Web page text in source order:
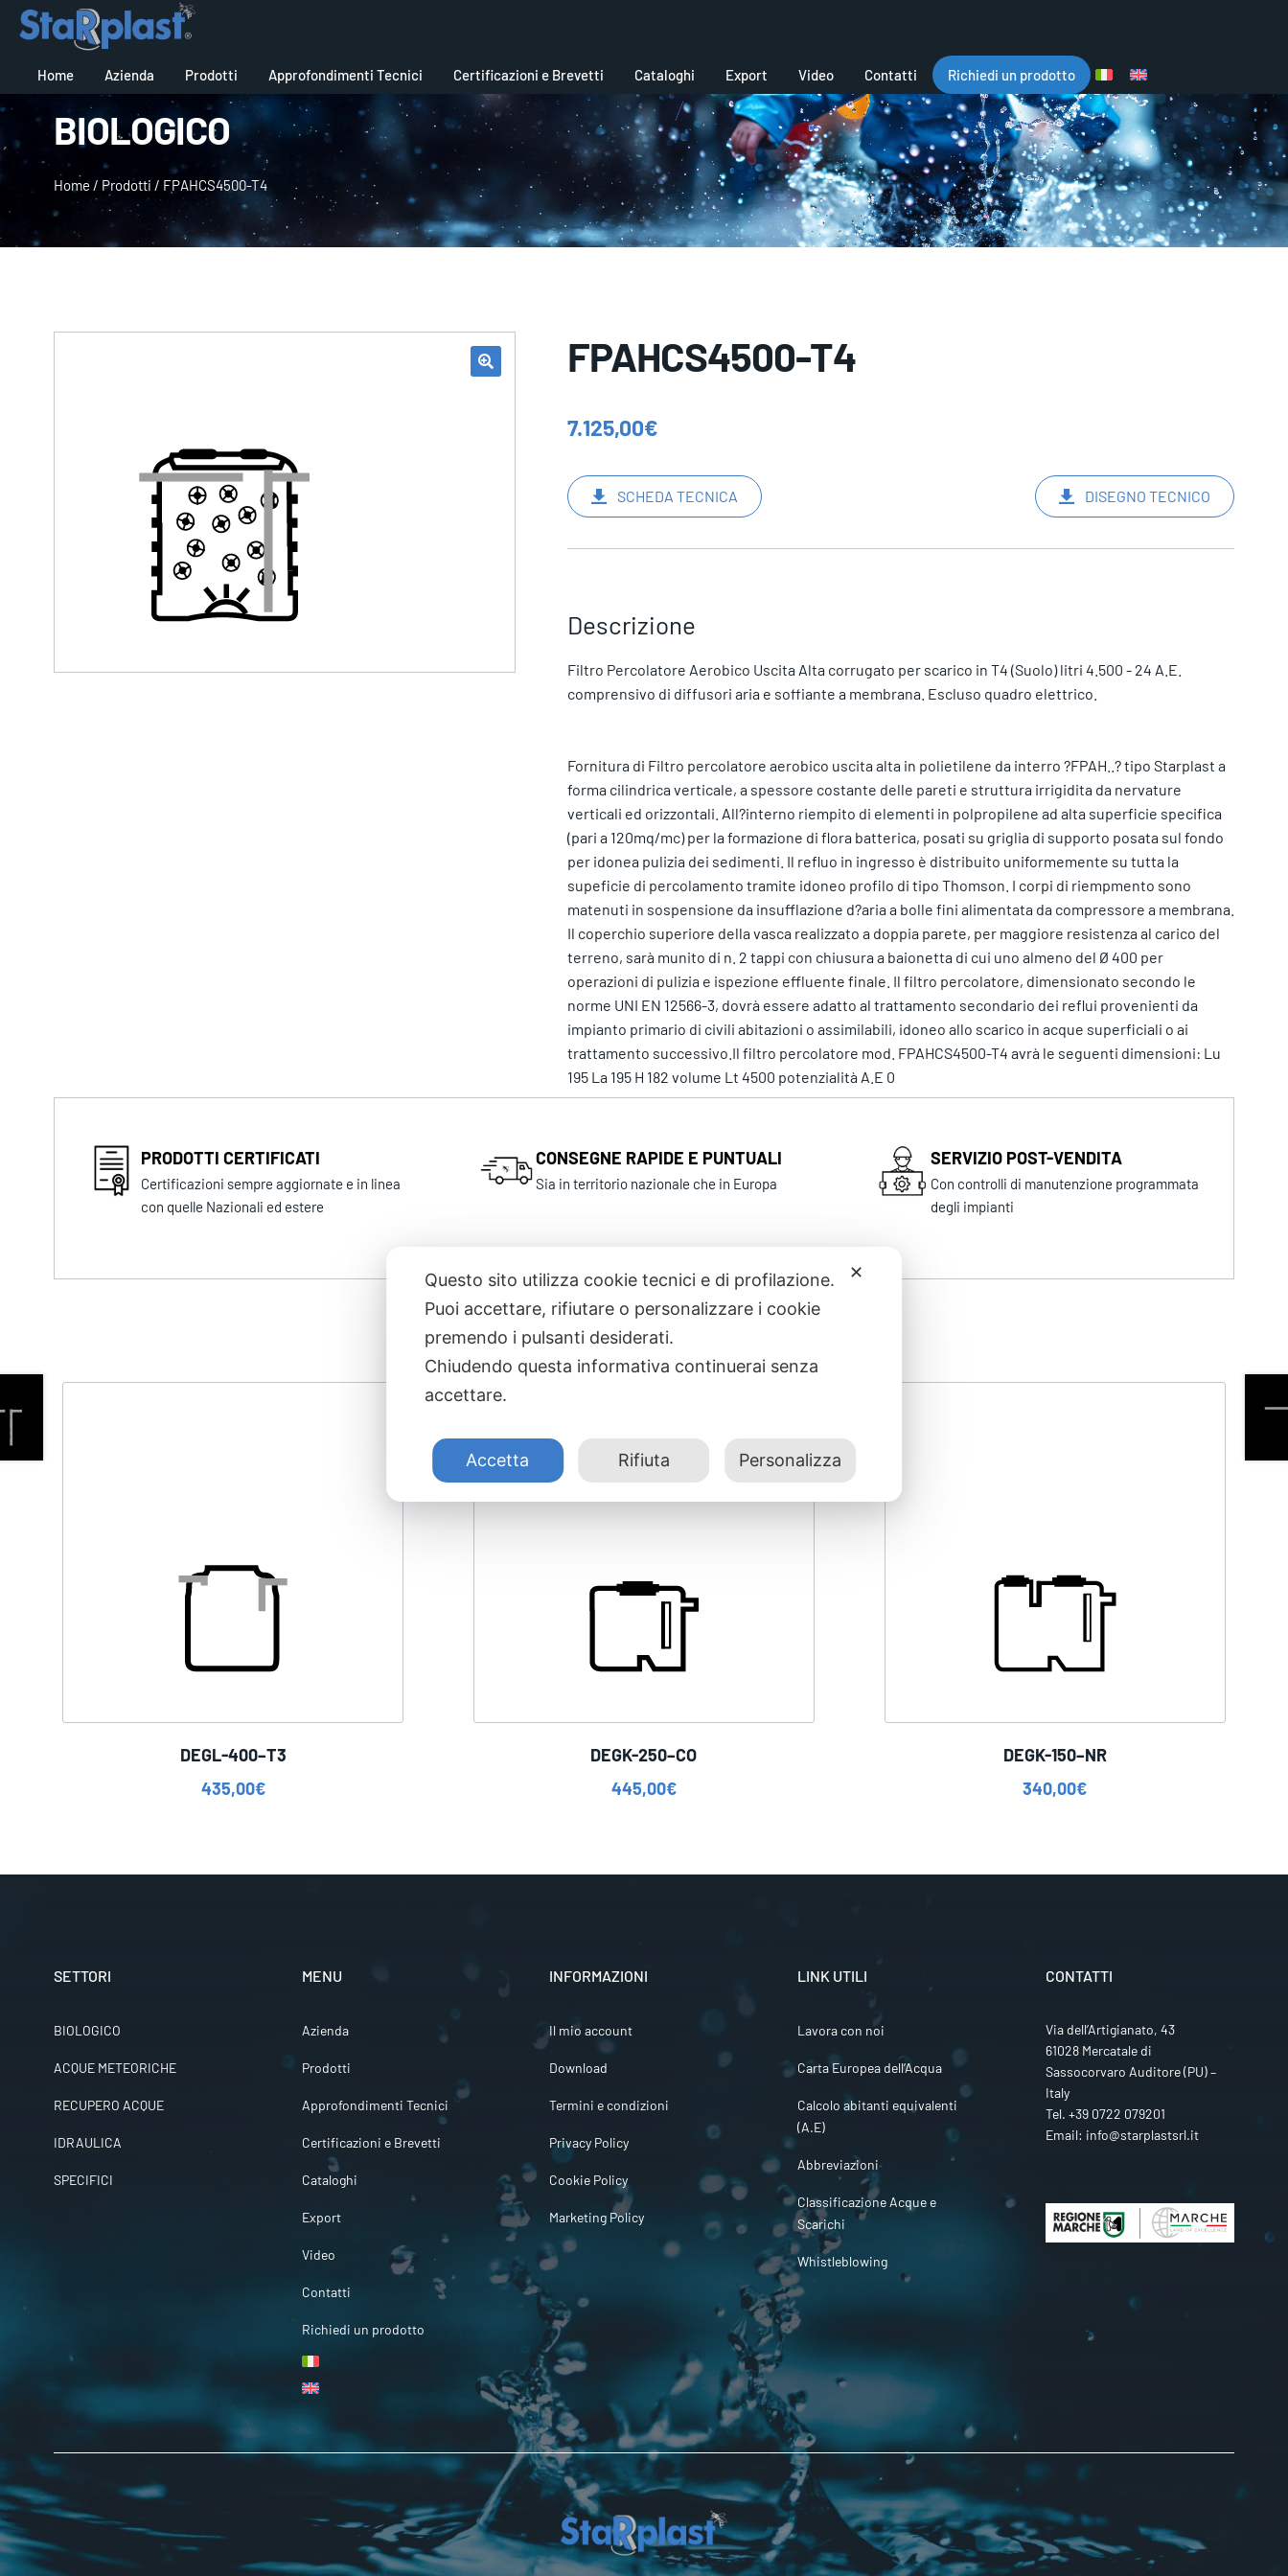
Home Azienda Prodotti Approfondimenti Tecnici Certificazioni e Brevetti Cataloghi Export Video Contatti Richiedi un prodotto
BIOLOGICO
Home / Prodotti / FPAHCS4500-T4
FPAHCS4500-T4
7.125,00€
SCHEDA TECNICA DISEGNO TECNICO
Descrizione
Filtro Percolatore Aerobico Uscita Alta corrugato per scarico in T4 (Suolo) litri 4.500 - 24 A.E.
comprensivo di diffusori aria e soffiante a membrana. Escluso quadro elettrico.
Fornitura di Filtro percolatore aerobico uscita alta in polietilene da interro ?FPAH..? tipo Starplast a
forma cilindrica verticale, a spessore costante delle pareti e struttura irrigidita da nervature
verticali ed orizzontali. All?interno riempito di elementi in polpropilene ad alta superficie specifica
(pari a 120mq/mc) per la formazione di flora batterica, posati su griglia di supporto posata sul fondo
per idonea pulizia dei sedimenti. Il refluo in ingresso è distribuito uniformemente su tutta la
supeficie di percolamento tramite idoneo profilo di tipo Thomson. I corpi di riempmento sono
matenuti in sospensione da insufflazione d?aria a bolle fini alimentata da compressore a membrana.
Il coperchio superiore della vasca realizzato a doppia parete, per maggiore resistenza al carico del
terreno, sarà munito di n. 2 tappi con chiusura a baionetta di cui uno almeno del Ø 400 per
operazioni di pulizia e ispezione effluente finale. Il filtro percolatore, dimensionato secondo le
norme UNI EN 12566-3, dovrà essere adatto al trattamento secondario dei reflui provenienti da
impianto primario di civili abitazioni o assimilabili, idoneo allo scarico in acque superficiali o ai
trattamento successivo.Il filtro percolatore mod. FPAHCS4500-T4 avrà le seguenti dimensioni: Lu
195 La 195 H 182 volume Lt 4500 potenzialità A.E 0
PRODOTTI CERTIFICATI
Certificazioni sempre aggiornate e in linea
con quelle Nazionali ed estere
CONSEGNE RAPIDE E PUNTUALI
Sia in territorio nazionale che in Europa
SERVIZIO POST-VENDITA
Con controlli di manutenzione programmata
degli impianti
Prodotti correlati
DEGL-400–T3
435,00€
DEGK-250–CO
445,00€
DEGK-150–NR
340,00€
SETTORI
BIOLOGICO
ACQUE METEORICHE
RECUPERO ACQUE
IDRAULICA
SPECIFICI
MENU
Azienda
Prodotti
Approfondimenti Tecnici
Certificazioni e Brevetti
Cataloghi
Export
Video
Contatti
Richiedi un prodotto
INFORMAZIONI
Il mio account
Download
Termini e condizioni
Privacy Policy
Cookie Policy
Marketing Policy
LINK UTILI
Lavora con noi
Carta Europea dell’Acqua
Calcolo abitanti equivalenti
(A.E)
Abbreviazioni
Classificazione Acque e
Scarichi
Whistleblowing
CONTATTI
Via dell’Artigianato, 43
61028 Mercatale di
Sassocorvaro Auditore (PU) –
Italy
Tel. +39 0722 079201
Email: info@starplastsrl.it
✕
Questo sito utilizza cookie tecnici e di profilazione.
Puoi accettare, rifiutare o personalizzare i cookie
premendo i pulsanti desiderati.
Chiudendo questa informativa continuerai senza
accettare.
Accetta Rifiuta Personalizza